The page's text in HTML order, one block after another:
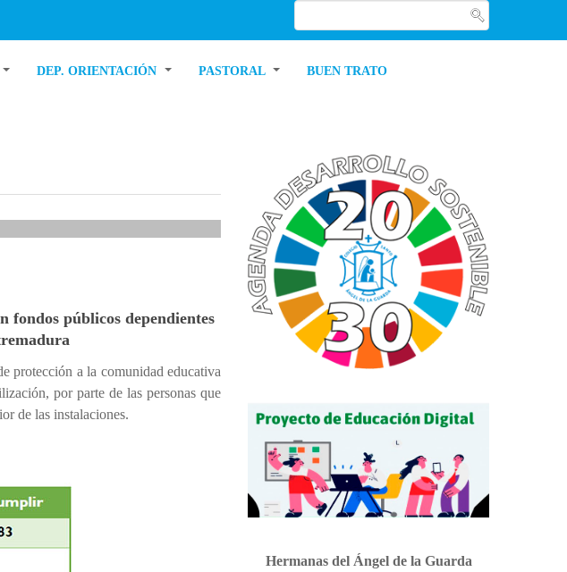
DEP. ORIENTACIÓN PASTORAL BUEN TRATO
fondos públicos dependientes
protección a la comunidad educativa
por parte de las personas que
de las instalaciones.
Hermanas del Ángel de la Guarda